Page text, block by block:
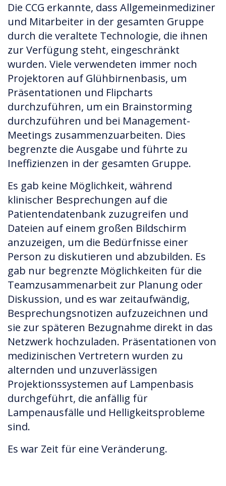
Die CCG erkannte, dass Allgemeinmediziner
und Mitarbeiter in der gesamten Gruppe
durch die veraltete Technologie, die ihnen
zur Verfügung steht, eingeschränkt
wurden. Viele verwendeten immer noch
Projektoren auf Glühbirnenbasis, um
Präsentationen und Flipcharts
durchzuführen, um ein Brainstorming
durchzuführen und bei Management-
Meetings zusammenzuarbeiten. Dies
begrenzte die Ausgabe und führte zu
Ineffizienzen in der gesamten Gruppe.
Es gab keine Möglichkeit, während
klinischer Besprechungen auf die
Patientendatenbank zuzugreifen und
Dateien auf einem großen Bildschirm
anzuzeigen, um die Bedürfnisse einer
Person zu diskutieren und abzubilden. Es
gab nur begrenzte Möglichkeiten für die
Teamzusammenarbeit zur Planung oder
Diskussion, und es war zeitaufwändig,
Besprechungsnotizen aufzuzeichnen und
sie zur späteren Bezugnahme direkt in das
Netzwerk hochzuladen. Präsentationen von
medizinischen Vertretern wurden zu
alternden und unzuverlässigen
Projektionssystemen auf Lampenbasis
durchgeführt, die anfällig für
Lampenausfälle und Helligkeitsprobleme
sind.
Es war Zeit für eine Veränderung.